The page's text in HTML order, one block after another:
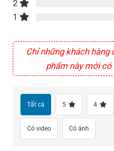
2
1
Chỉ những khách hàng
phẩm này mới có
Tất cả 5 4
Có video Có ảnh